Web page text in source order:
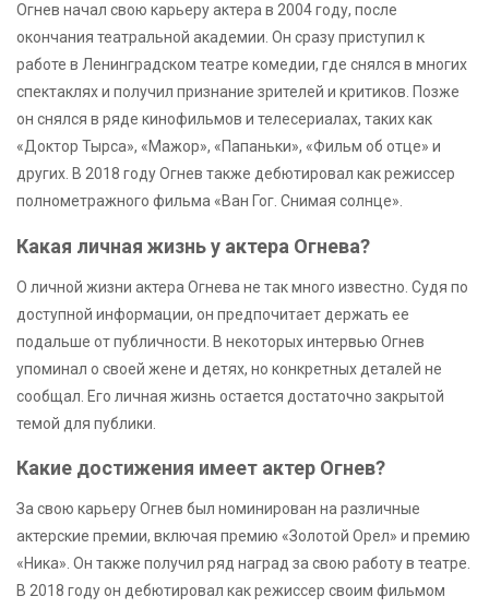
Огнев начал свою карьеру актера в 2004 году, после
окончания театральной академии. Он сразу приступил к
работе в Ленинградском театре комедии, где снялся в многих
спектаклях и получил признание зрителей и критиков. Позже
он снялся в ряде кинофильмов и телесериалах, таких как
«Доктор Тырса», «Мажор», «Папаньки», «Фильм об отце» и
других. В 2018 году Огнев также дебютировал как режиссер
полнометражного фильма «Ван Гог. Снимая солнце».
Какая личная жизнь у актера Огнева?
О личной жизни актера Огнева не так много известно. Судя по
доступной информации, он предпочитает держать ее
подальше от публичности. В некоторых интервью Огнев
упоминал о своей жене и детях, но конкретных деталей не
сообщал. Его личная жизнь остается достаточно закрытой
темой для публики.
Какие достижения имеет актер Огнев?
За свою карьеру Огнев был номинирован на различные
актерские премии, включая премию «Золотой Орел» и премию
«Ника». Он также получил ряд наград за свою работу в театре.
В 2018 году он дебютировал как режиссер своим фильмом